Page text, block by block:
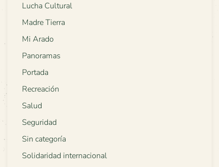
Lucha Cultural
Madre Tierra
Mi Arado
Panoramas
Portada
Recreación
Salud
Seguridad
Sin categoría
Solidaridad internacional